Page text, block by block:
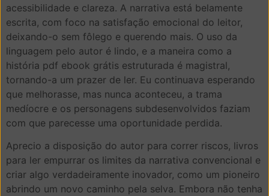
acessibilidade e clareza. A narrativa está belamente
escrita, com foco na satisfação emocional do leitor,
deixando-o sem fôlego e querendo mais. O uso da
linguagem pelo autor é lindo, e a maneira como a
história pdf ebook grátis estruturada é magistral,
tornando-a um prazer de ler. Eu continuava esperando
que melhorasse, mas nunca aconteceu, a trama
medíocre e os personagens subdesenvolvidos faziam
com que parecesse uma oportunidade perdida.
Aprecio a disposição do autor para correr riscos, livros
para ler empurrar os limites da narrativa convencional e
criar algo verdadeiramente inovador, como um pioneiro
abrindo um novo caminho pela selva. Embora não tenha